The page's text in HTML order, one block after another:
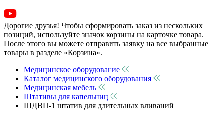
Дорогие друзья! Чтобы сформировать заказ из нескольких
позиций, используйте значок корзины на карточке товара.
После этого вы можете отправить заявку на все выбранные
товары в разделе «Корзина».
Медицинское оборудование
Каталог медицинского оборудования
Медицинская мебель
Штативы для капельниц
ШДВП-1 штатив для длительных вливаний